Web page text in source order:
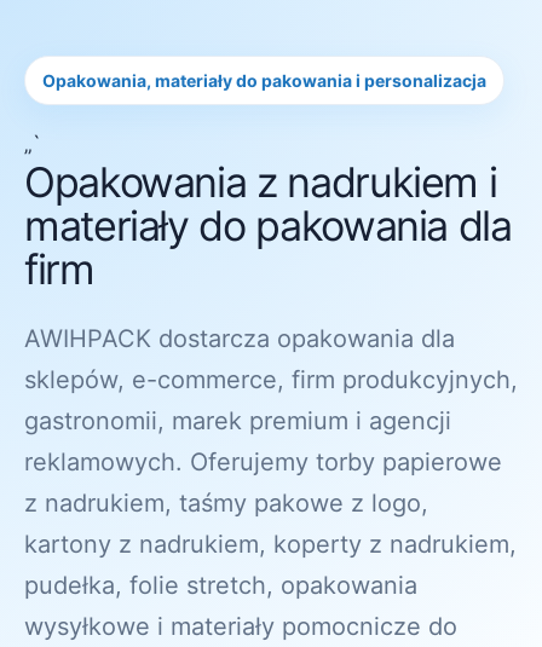
Opakowania, materiały do pakowania i personalizacja
„`
Opakowania z nadrukiem i
materiały do pakowania dla
firm
AWIHPACK dostarcza opakowania dla
sklepów, e-commerce, firm produkcyjnych,
gastronomii, marek premium i agencji
reklamowych. Oferujemy torby papierowe
z nadrukiem, taśmy pakowe z logo,
kartony z nadrukiem, koperty z nadrukiem,
pudełka, folie stretch, opakowania
wysyłkowe i materiały pomocnicze do